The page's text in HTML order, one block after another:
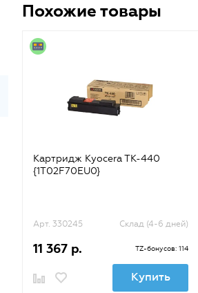
Похожие товары
Картридж Kyocera TK-440
{1T02F70EU0}
Арт. 330245 Склад (4-6 дней)
11 367 р. TZ-бонусов: 114
Купить